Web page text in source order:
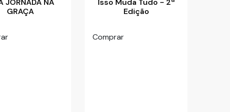
JORNADA NA
GRAÇA
Isso Muda Tudo - 2ª
Edição
Comprar